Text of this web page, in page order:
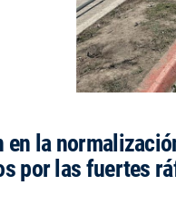
en la
por las fuertes